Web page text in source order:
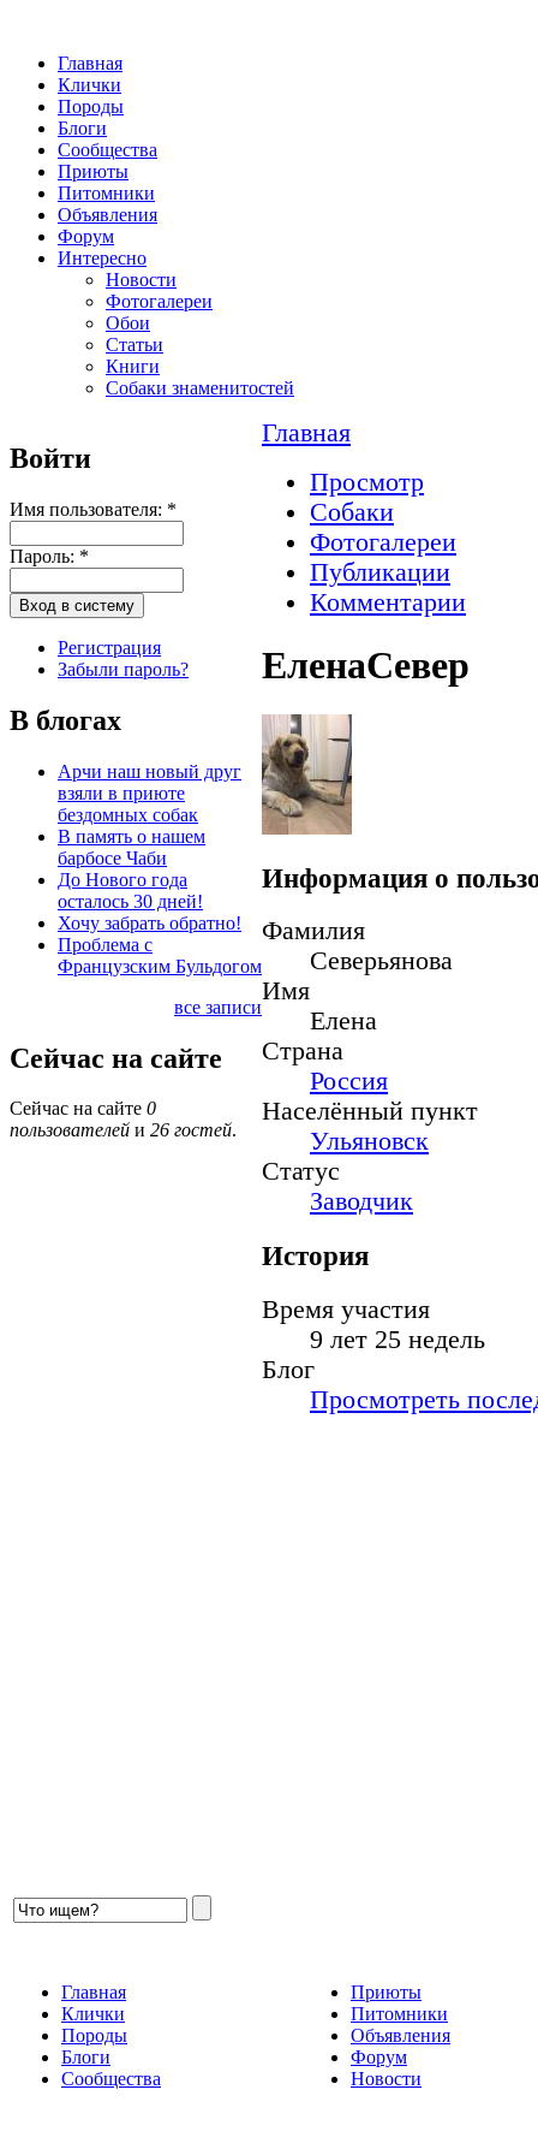
Главная
Клички
Породы
Блоги
Сообщества
Приюты
Питомники
Объявления
Форум
Интересно
Новости
Фотогалереи
Обои
Статьи
Книги
Собаки знаменитостей
Войти
Имя пользователя: *
Пароль: *
Регистрация
Забыли пароль?
В блогах
Арчи наш новый друг
взяли в приюте
бездомных собак
В память о нашем
барбосе Чаби
До Нового года
осталось 30 дней!
Хочу забрать обратно!
Проблема с
Французским Бульдогом
все записи
Сейчас на сайте
Сейчас на сайте 0
пользователей и 26 гостей.
Главная
Просмотр
Собаки
Фотогалереи
Публикации
Комментарии
ЕленаСевер
Информация о
Фамилия
Северьянова
Имя
Елена
Страна
Россия
Населённый пункт
Ульяновск
Статус
Заводчик
История
Время участия
9 лет 25 недель
Блог
Просмотреть
Главная
Клички
Породы
Блоги
Сообщества
Приюты
Питомники
Объявления
Форум
Новости